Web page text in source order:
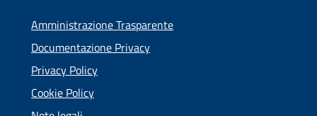
Amministrazione Trasparente
Documentazione Privacy
Privacy Policy
Cookie Policy